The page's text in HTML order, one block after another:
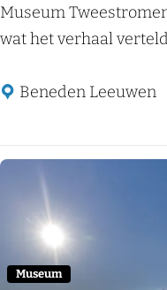
m
u
e
M
u
e
T
Museum
wat het verhaal
Beneden Leeuwen
Museum